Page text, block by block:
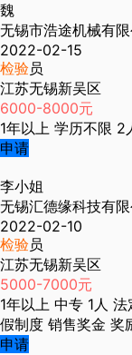
魏
无锡市浩途机械有
2022-02-15
检验员
江苏无锡新吴区
6000-8000元
1年以上 学历不限 2
申请
李小姐
无锡汇德缘科技有
2022-02-10
检验员
江苏无锡新吴区
5000-7000元
1年以上 中专 1人 法
假制度 销售奖金 奖
申请